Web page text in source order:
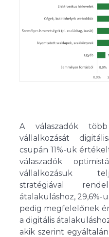
A válaszadók
vállalkozását
csupán 11%-uk
válaszadók
vállalkozásuk
stratégiával
átalakuláshoz,
pedig megfelelőnek
a digitális
akik szerint